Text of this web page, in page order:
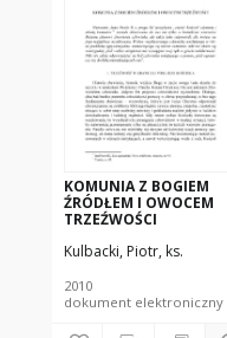
KOMUNIA Z BOGIEM
ŹRÓDŁEM I OWOCEM
TRZEŹWOŚCI
Kulbacki, Piotr, ks.
2010